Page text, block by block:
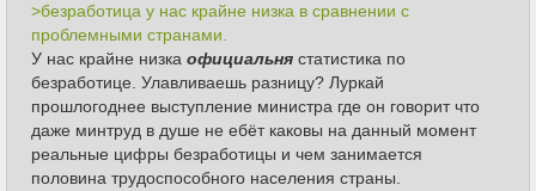
>безработица у нас крайне низка в сравнении с
проблемными странами.
У нас крайне низка официальня статистика по
безработице. Улавливаешь разницу? Луркай
прошлогоднее выступление министра где он говорит что
даже минтруд в душе не ебёт каковы на данный момент
реальные цифры безработицы и чем занимается
половина трудоспособного населения страны.